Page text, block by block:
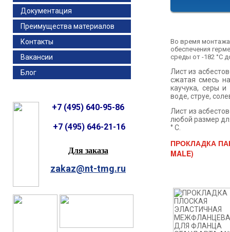
Документация
Преимущества материалов
Контакты
Вакансии
Блог
+7 (495) 640-95-86
+7 (495) 646-21-16
Для заказа
zakaz@nt-tmg.ru
Во время
обеспечения
среды от -182 °C
Лист из
сжатая смесь
каучука, серы
воде, струе,
Лист из
любой размер
° C.
ПРОКЛАДКА
MALE)